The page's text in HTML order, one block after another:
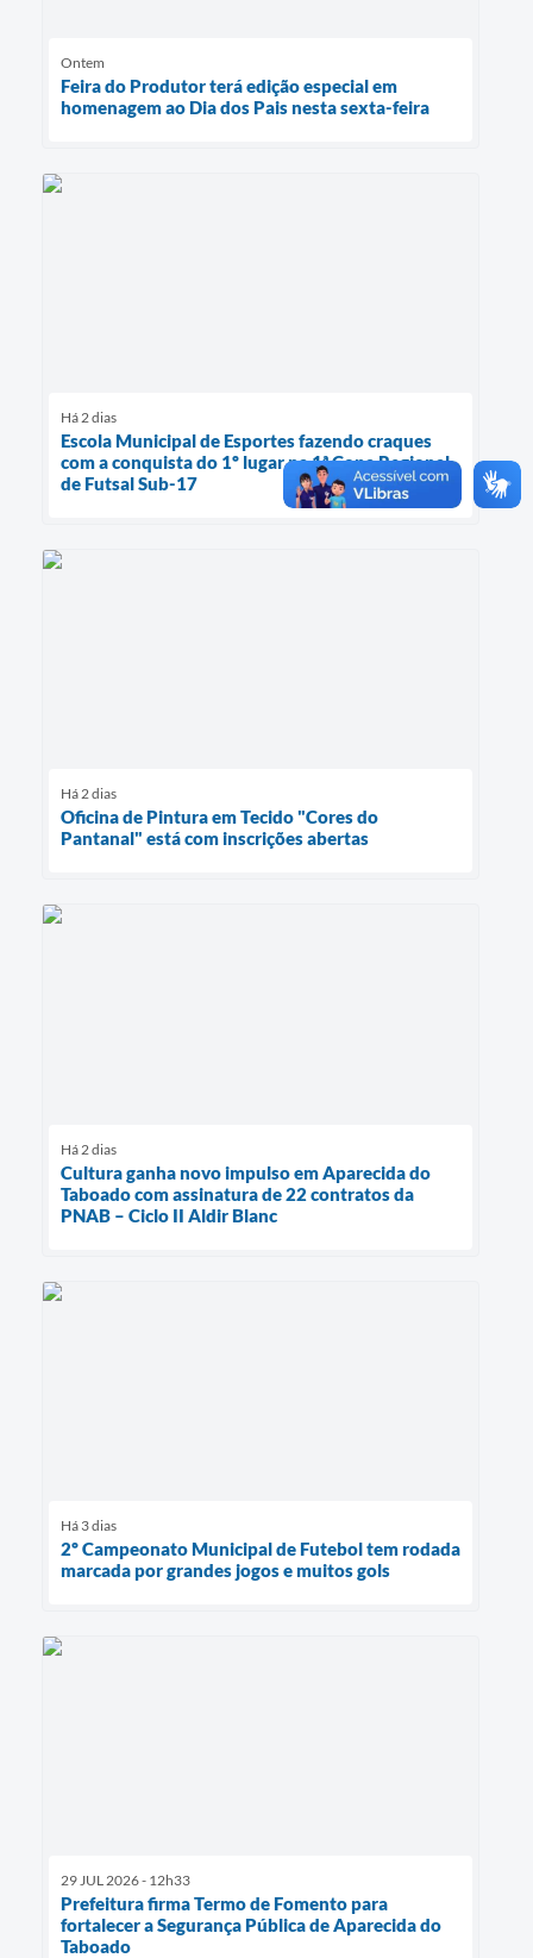
Ontem
Feira do Produtor terá edição especial em
homenagem ao Dia dos Pais nesta sexta-feira
Há 2 dias
Escola Municipal de Esportes fazendo craques
com a conquista do 1º lugar na 1ª Copa Regional
de Futsal Sub-17
Há 2 dias
Oficina de Pintura em Tecido "Cores do
Pantanal" está com inscrições abertas
Há 2 dias
Cultura ganha novo impulso em Aparecida do
Taboado com assinatura de 22 contratos da
PNAB – Ciclo II Aldir Blanc
Há 3 dias
2º Campeonato Municipal de Futebol tem rodada
marcada por grandes jogos e muitos gols
29 JUL 2026 - 12h33
Prefeitura firma Termo de Fomento para
fortalecer a Segurança Pública de Aparecida do
Taboado